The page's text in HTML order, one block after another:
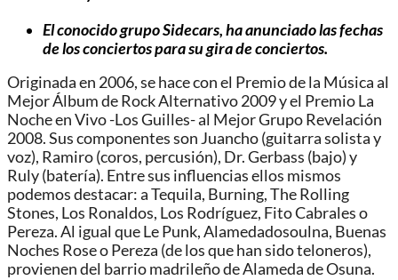
El conocido grupo Sidecars, ha anunciado las fechas
de los conciertos para su gira de conciertos.
Originada en 2006, se hace con el Premio de la Música al
Mejor Álbum de Rock Alternativo 2009 y el Premio La
Noche en Vivo -Los Guilles- al Mejor Grupo Revelación
2008. Sus componentes son Juancho (guitarra solista y
voz), Ramiro (coros, percusión), Dr. Gerbass (bajo) y
Ruly (batería). Entre sus influencias ellos mismos
podemos destacar: a Tequila, Burning, The Rolling
Stones, Los Ronaldos, Los Rodríguez, Fito Cabrales o
Pereza. Al igual que Le Punk, Alamedadosoulna, Buenas
Noches Rose o Pereza (de los que han sido teloneros),
provienen del barrio madrileño de Alameda de Osuna.